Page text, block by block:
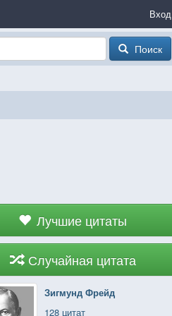
Вход
Поиск
Лучшие цитаты
Случайная цитата
Зигмунд Фрейд
128 цитат